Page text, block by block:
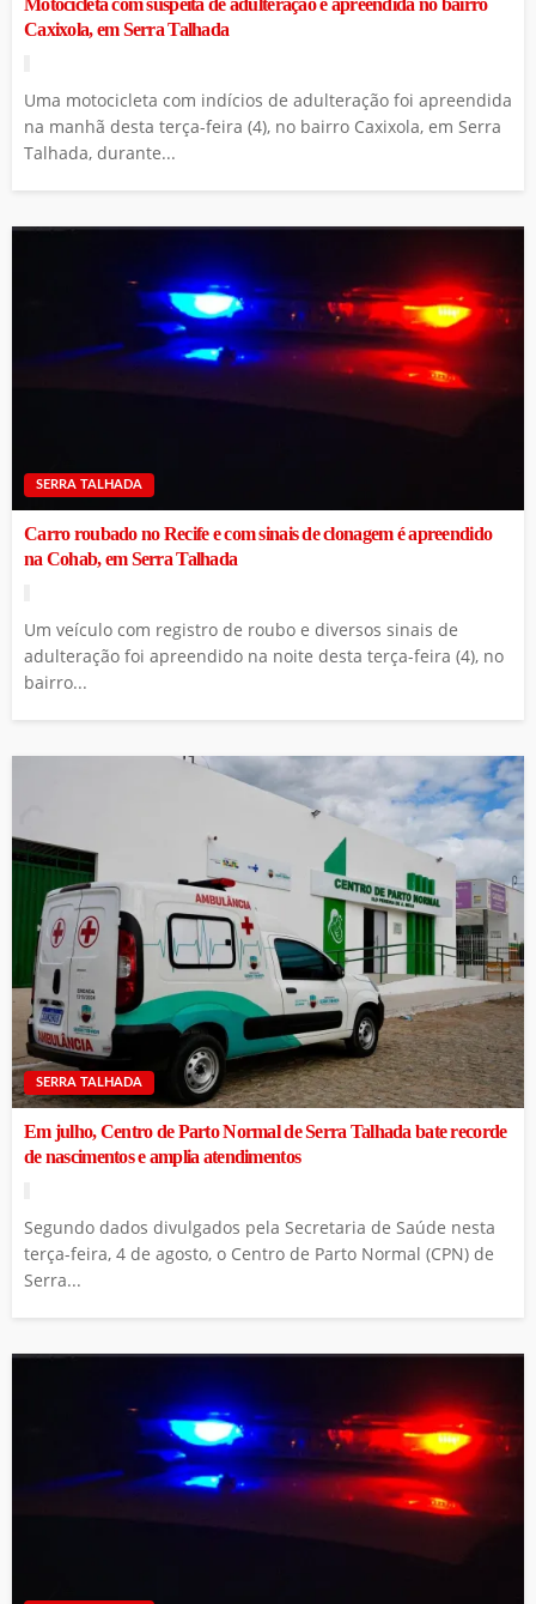
Caxixola, em Serra Talhada
Uma motocicleta com indícios de adulteração foi apreendida
na manhã desta terça-feira (4), no bairro Caxixola, em Serra
Talhada, durante...
SERRA TALHADA
Carro roubado no Recife e com sinais de clonagem é apreendido
na Cohab, em Serra Talhada
Um veículo com registro de roubo e diversos sinais de
adulteração foi apreendido na noite desta terça-feira (4), no
bairro...
SERRA TALHADA
Em julho, Centro de Parto Normal de Serra Talhada bate recorde
de nascimentos e amplia atendimentos
Segundo dados divulgados pela Secretaria de Saúde nesta
terça-feira, 4 de agosto, o Centro de Parto Normal (CPN) de
Serra...